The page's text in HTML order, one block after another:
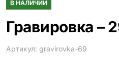
В НАЛИЧИИ
Гравировка –
Артикул: gravirovka-69